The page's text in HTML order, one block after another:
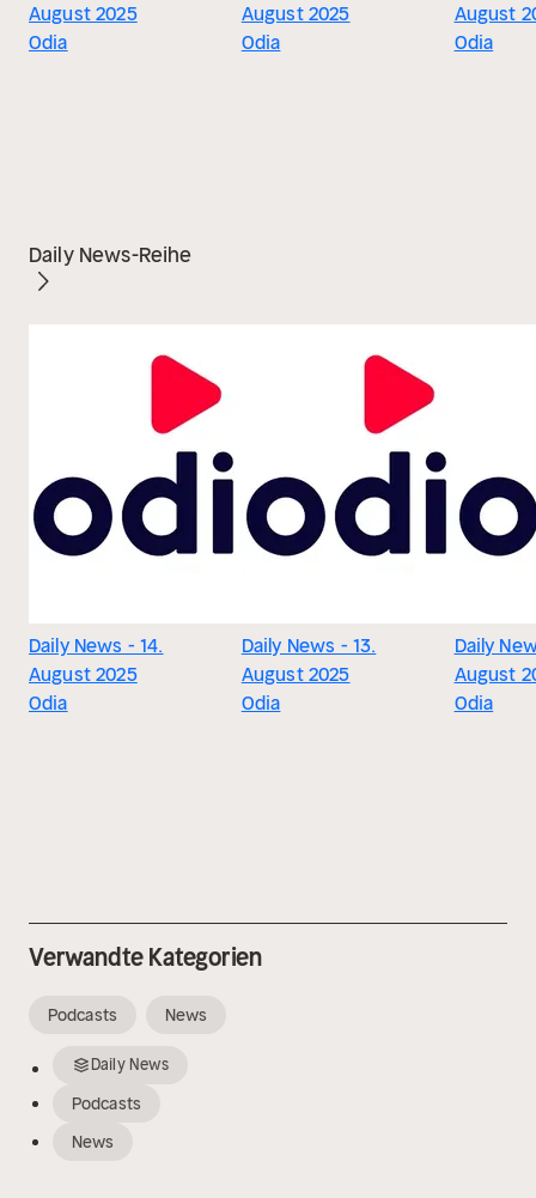
August 2025
Odia
August 2025
Odia
August
Odia
Daily News-Reihe
Daily News - 14.
August 2025
Odia
Daily News - 13.
August 2025
Odia
Daily
August
Odia
Verwandte Kategorien
Podcasts News
Daily News
Podcasts
News